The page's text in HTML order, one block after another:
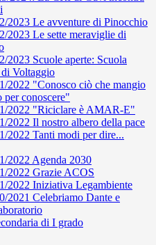
2023 Le avventure di Pinocchio
2023 Le sette meraviglie di
2023 Scuole aperte: Scuola
Voltaggio
2022 "Conosco ciò che mangio
per conoscere"
2022 "Riciclare è AMAR-E"
2022 Il nostro albero della pace
2022 Tanti modi per dire...
2022 Agenda 2030
2022 Grazie ACOS
2022 Iniziativa Legambiente
2021 Celebriamo Dante e
di I grado